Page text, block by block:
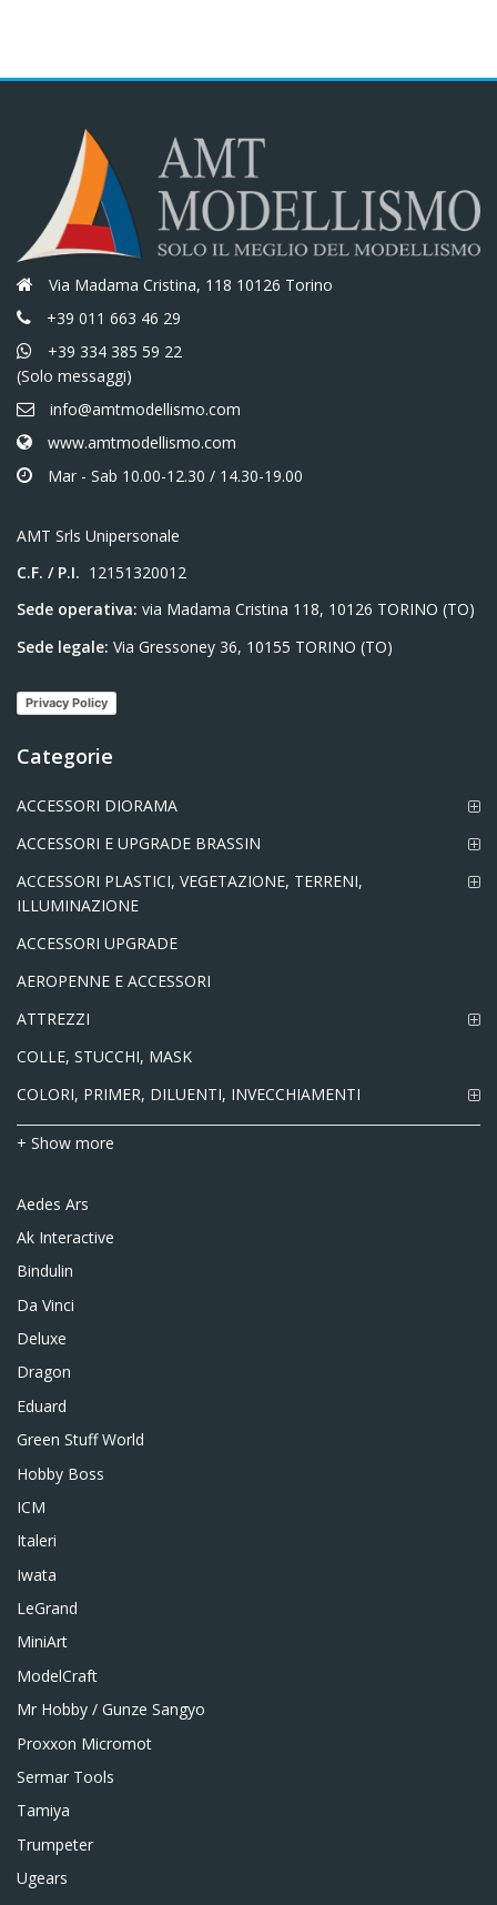
Via Madama Cristina, 118 10126 Torino
+39 011 663 46 29
+39 334 385 59 22
(Solo messaggi)
info@amtmodellismo.com
www.amtmodellismo.com
Mar - Sab 10.00-12.30 / 14.30-19.00
AMT Srls Unipersonale
C.F. / P.I. 12151320012
Sede operativa: via Madama Cristina 118, 10126 TORINO (TO)
Sede legale: Via Gressoney 36, 10155 TORINO (TO)
Privacy Policy
Categorie
ACCESSORI DIORAMA
ACCESSORI E UPGRADE BRASSIN
ACCESSORI PLASTICI, VEGETAZIONE, TERRENI,
ILLUMINAZIONE
ACCESSORI UPGRADE
AEROPENNE E ACCESSORI
ATTREZZI
COLLE, STUCCHI, MASK
COLORI, PRIMER, DILUENTI, INVECCHIAMENTI
+ Show more
Aedes Ars
Ak Interactive
Bindulin
Da Vinci
Deluxe
Dragon
Eduard
Green Stuff World
Hobby Boss
ICM
Italeri
Iwata
LeGrand
MiniArt
ModelCraft
Mr Hobby / Gunze Sangyo
Proxxon Micromot
Sermar Tools
Tamiya
Trumpeter
Ugears